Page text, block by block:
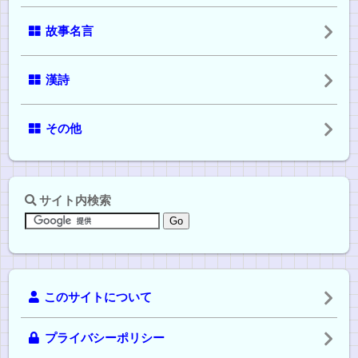
故事名言
漢詩
その他
サイト内検索
このサイトについて
プライバシーポリシー